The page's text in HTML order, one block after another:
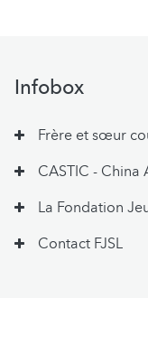
Infobox
Frère et sœur
CASTIC - China
La Fondation
Contact FJSL